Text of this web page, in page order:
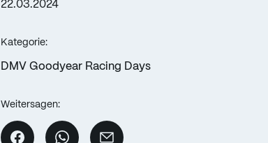
22.03.2024
Kategorie:
DMV Goodyear Racing Days
Weitersagen: